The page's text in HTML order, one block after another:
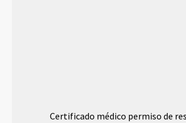
Certificado médico permiso de